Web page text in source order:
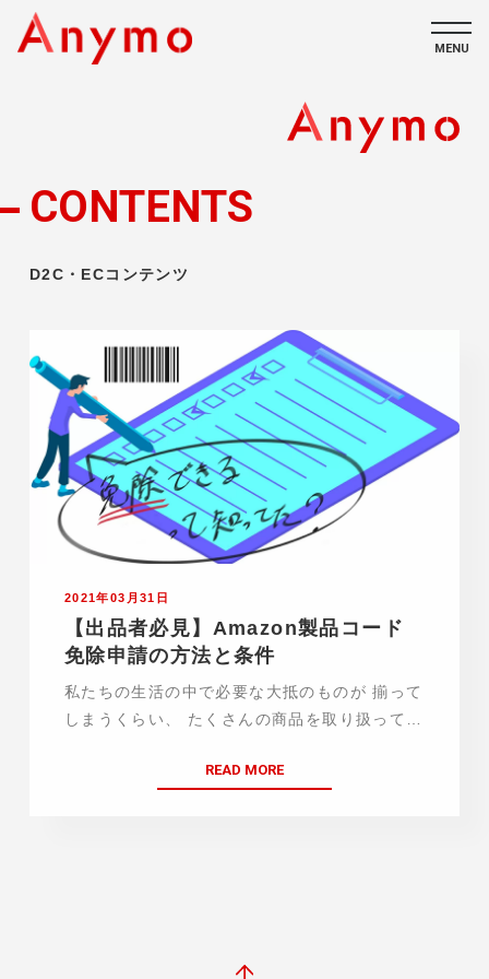
私たちについて
CONTACT
MENU
CONTENTS
D2C・ECコンテンツ
2021年03月31日
【出品者必見】Amazon製品コード
免除申請の方法と条件
私たちの生活の中で必要な大抵のものが 揃って
しまうくらい、 たくさんの商品を取り扱ってい
めに Amazonで使われるているのが 「製品コ
READ MORE